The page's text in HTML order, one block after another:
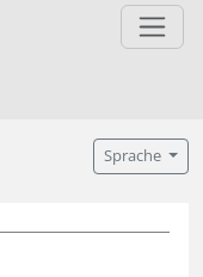
Sprache